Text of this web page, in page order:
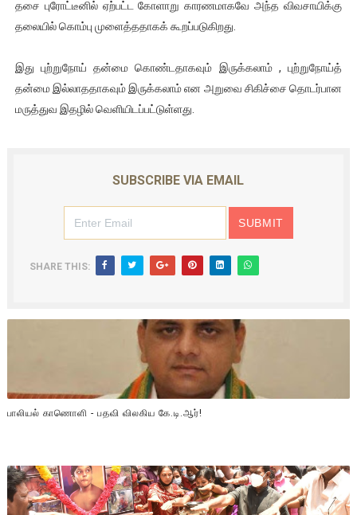
தசை புரோட்டீனில் ஏற்பட்ட கோளாறு காரணமாகவே அந்த விவசாயிக்கு
தலையில் கொம்பு முளைத்ததாகக் கூறப்படுகிறது.
இது புற்றுநோய் தன்மை கொண்டதாகவும் இருக்கலாம் , புற்றுநோய்த்
தன்மை இல்லாததாகவும் இருக்கலாம் என அறுவை சிகிச்சை தொடர்பான
மருத்துவ இதழில் வெளியிடப்பட்டுள்ளது.
SUBSCRIBE VIA EMAIL
SHARE THIS:
பாலியல் காணொளி - பதவி விலகிய கே.டி.ஆர்!